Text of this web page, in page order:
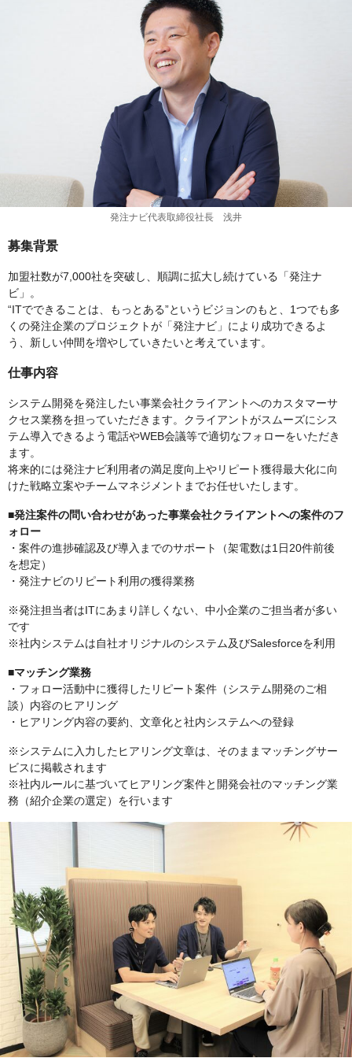
発注ナビ代表取締役社長 浅井
募集背景
加盟社数が7,000社を突破し、順調に拡大し続けている「発注ナ
ビ」。
“ITでできることは、もっとある”というビジョンのもと、1つでも多
くの発注企業のプロジェクトが「発注ナビ」により成功できるよ
う、新しい仲間を増やしていきたいと考えています。
仕事内容
システム開発を発注したい事業会社クライアントへのカスタマーサ
クセス業務を担っていただきます。クライアントがスムーズにシス
テム導入できるよう電話やWEB会議等で適切なフォローをいただき
ます。
将来的には発注ナビ利用者の満足度向上やリピート獲得最大化に向
けた戦略立案やチームマネジメントまでお任せいたします。
■発注案件の問い合わせがあった事業会社クライアントへの案件のフ
ォロー
・案件の進捗確認及び導入までのサポート（架電数は1日20件前後
を想定）
・発注ナビのリピート利用の獲得業務
※発注担当者はITにあまり詳しくない、中小企業のご担当者が多い
です
※社内システムは自社オリジナルのシステム及びSalesforceを利用
■マッチング業務
・フォロー活動中に獲得したリピート案件（システム開発のご相
談）内容のヒアリング
・ヒアリング内容の要約、文章化と社内システムへの登録
※システムに入力したヒアリング文章は、そのままマッチングサー
ビスに掲載されます
※社内ルールに基づいてヒアリング案件と開発会社のマッチング業
務（紹介企業の選定）を行います